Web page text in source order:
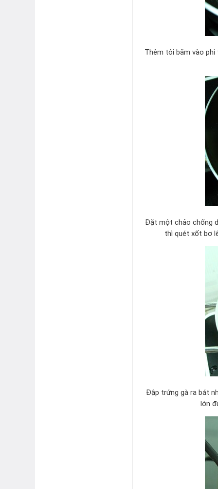
Thêm tỏi băm vào
Đặt một chảo chống
thì quét xốt bơ
Đập trứng gà ra bát
lớn